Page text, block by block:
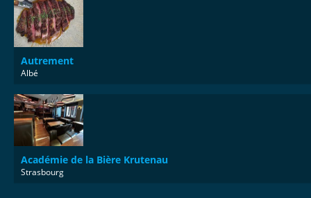
Autrement
Albé
Académie de la Bière Krutenau
Strasbourg